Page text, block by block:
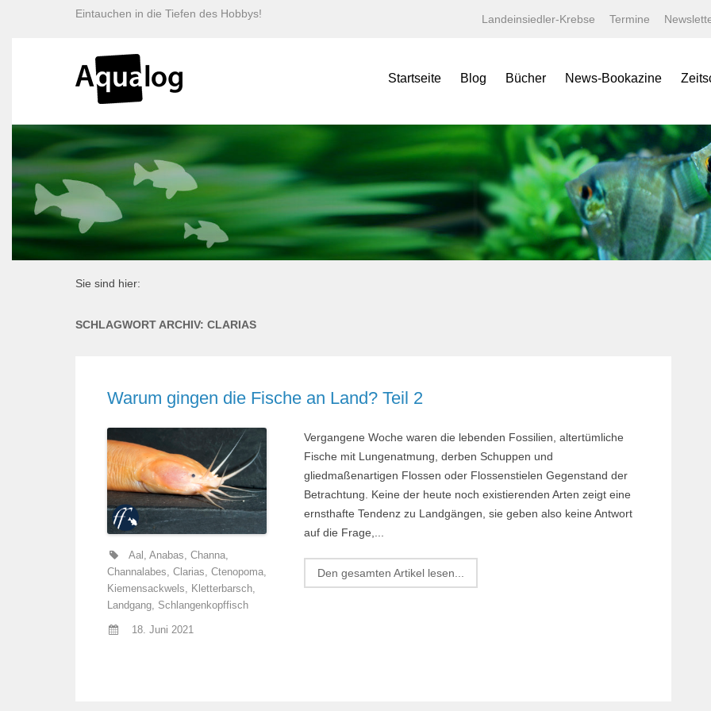
Eintauchen in die Tiefen des Hobbys! Landeinsiedler-Krebse Termine
Startseite Blog Bücher
Lexika
Specials
Minis
Jahrbücher
Terralog
Faltposter
News-Bookazine
Bildergalerien
Wissenschaftliche Texte
Linksammlung
Kaufen bei tierverliebt! Bugs
Datz
Sie sind hier:
SCHLAGWORT ARCHIV: CLARIAS
Warum gingen die Fische an Land? Teil 2
Aal ,Anabas,Channa,
Channalabes, Clarias, Ctenopoma,
Kiemensackwels, Kletterbarsch,
Landgang, Schlangenkopffisch
18. Juni 2021
Vergangene Woche waren die lebenden Fossilien, altertümliche
Fische mit Lungenatmung, derben Schuppen und
gliedmaßenartigen Flossen oder Flossenstielen Gegenstand der
Betrachtung. Keine der heute noch existierenden Arten zeigt eine
ernsthafte Tendenz zu Landgängen, sie geben also keine Antwort
auf die Frage,...
Den gesamten Artikel lesen...